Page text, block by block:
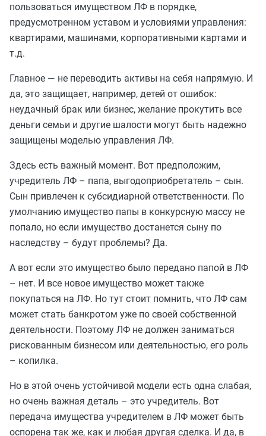
пользоваться имуществом ЛФ в порядке,
предусмотренном уставом и условиями управления:
квартирами, машинами, корпоративными картами и
т.д.
Главное — не переводить активы на себя напрямую. И
да, это защищает, например, детей от ошибок:
неудачный брак или бизнес, желание прокутить все
деньги семьи и другие шалости могут быть надежно
защищены моделью управления ЛФ.
Здесь есть важный момент. Вот предположим,
учредитель ЛФ – папа, выгодоприобретатель – сын.
Сын привлечен к субсидиарной ответственности. По
умолчанию имущество папы в конкурсную массу не
попало, но если имущество достанется сыну по
наследству – будут проблемы? Да.
А вот если это имущество было передано папой в ЛФ
– нет. И все новое имущество может также
покупаться на ЛФ. Но тут стоит помнить, что ЛФ сам
может стать банкротом уже по своей собственной
деятельности. Поэтому ЛФ не должен заниматься
рискованным бизнесом или деятельностью, его роль
– копилка.
Но в этой очень устойчивой модели есть одна слабая,
но очень важная деталь – это учредитель. Вот
передача имущества учредителем в ЛФ может быть
оспорена так же, как и любая другая сделка. И да, в